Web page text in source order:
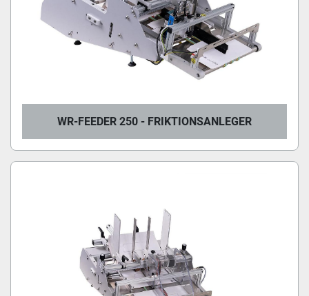
WR-FEEDER 250 - FRIKTIONSANLEGER